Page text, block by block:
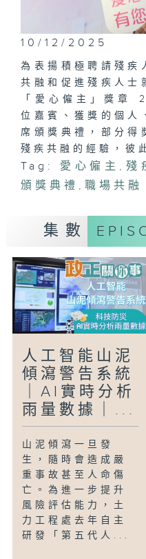
10/12/2025
為表揚積極聘請殘疾
共融和促進殘疾人士
「愛心僱主」獎章
位嘉賓、獲獎的個人
席頒獎典禮，部分得
殘疾共融的經驗，彼
Tag: 愛心僱主 , 殘
頒獎典禮 ,職場共融
集數
人工智能山泥
傾瀉警告系統
｜AI實時分析
雨量數據｜...
山泥傾瀉一旦發
生，隨時會造成嚴
重事故甚至人命傷
亡。為進一步提升
風險評估能力，土
力工程處去年自主
研發「第五代人...